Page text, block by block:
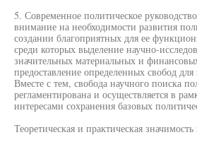
5. Современное политическое
внимание на необходимости развития
создании благоприятных для ее
среди которых выделение научно-
значительных материальных и
предоставление определенных свобод
Вместе с тем, свобода научного поиска
регламентирована и осуществляется в
интересами сохранения базовых
Теоретическая и практическая